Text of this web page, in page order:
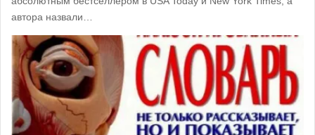
автора назвали…